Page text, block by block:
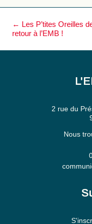
Navigation
des
← Les P’tites Oreilles
retour à l’EMB !
2 rue du
Nous